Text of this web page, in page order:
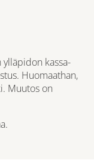
kassa-
Huomaathan,
Muutos on